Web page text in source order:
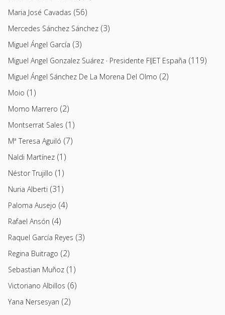
Maria José Cavadas (56)
Mercedes Sánchez Sánchez (3)
Miguel Ángel García (3)
Miguel Angel Gonzalez Suárez · Presidente FIJET España (119)
Miguel Ángel Sánchez De La Morena Del Olmo (2)
Moio (1)
Momo Marrero (2)
Montserrat Sales (1)
Mª Teresa Aguiló (7)
Naldi Martínez (1)
Néstor Trujillo (1)
Nuria Alberti (31)
Paloma Ausejo (4)
Rafael Ansón (4)
Raquel García Reyes (3)
Regina Buitrago (2)
Sebastian Muñoz (1)
Victoriano Albillos (6)
Yana Nersesyan (2)